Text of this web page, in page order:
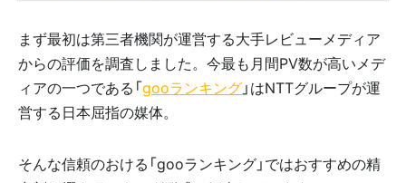
まず最初は第三者機関が運営する大手レビューメディア
からの評価を調査しました。今最も月間PV数が高いメデ
ィアの一つである「gooランキング 」はNTTグループが運
営する日本屈指の媒体。
そんな信頼のおける「gooランキング」ではおすすめの精